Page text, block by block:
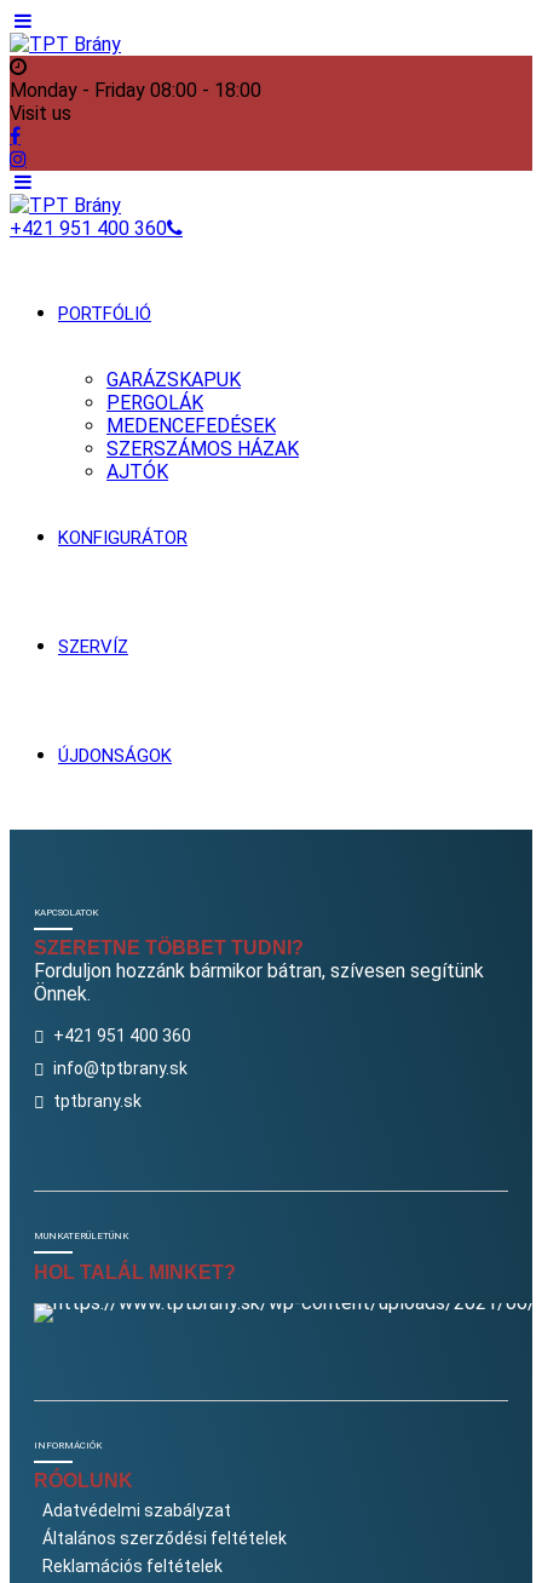
Monday - Friday 08:00 - 18:00
Visit us
+421 951 400 360
PORTFÓLIÓ
GARÁZSKAPUK
PERGOLÁK
MEDENCEFEDÉSEK
SZERSZÁMOS HÁZAK
AJTÓK
KONFIGURÁTOR
SZERVÍZ
ÚJDONSÁGOK
KAPCSOLATOK
SZERETNE TÖBBET TUDNI?
Forduljon hozzánk bármikor bátran, szívesen segítünk
Önnek.
+421 951 400 360
info@tptbrany.sk
tptbrany.sk
MUNKATERÜLETÜNK
HOL TALÁL MINKET?
INFORMÁCIÓK
RÓOLUNK
Adatvédelmi szabályzat
Általános szerződési feltételek
Reklamációs feltételek